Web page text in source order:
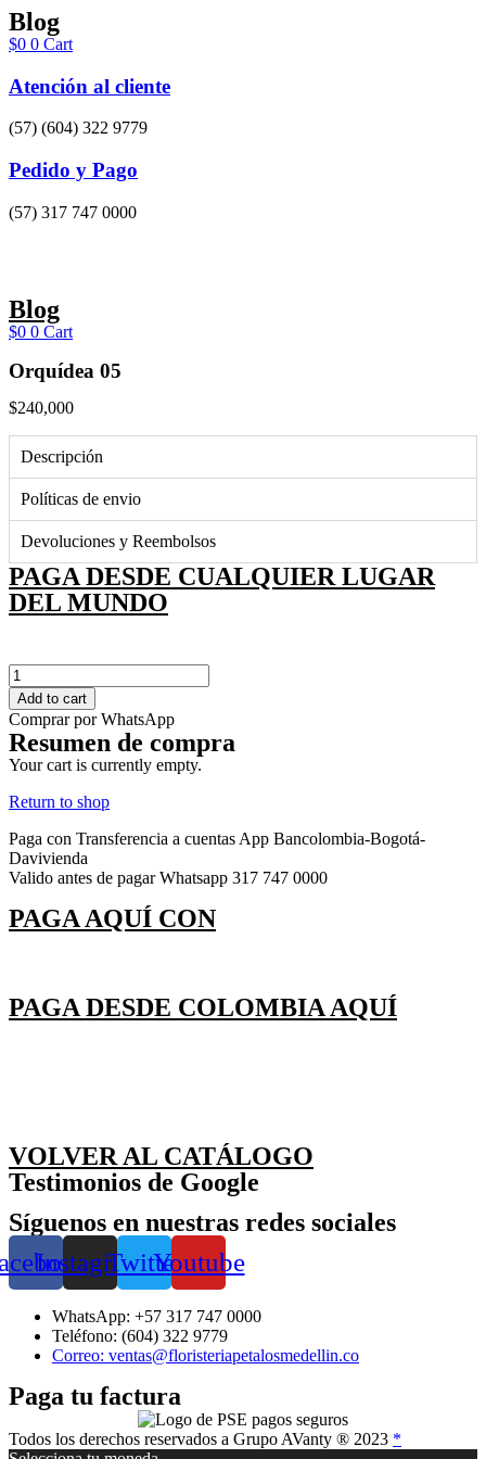
Ir
al
contenido
Blog
$0 0 Cart
Atención al cliente
(57) (604) 322 9779
Pedido y Pago
(57) 317 747 0000
Blog
$0 0 Cart
Orquídea 05
$240,000
Descripción
Políticas de envio
Devoluciones y Reembolsos
PAGA DESDE CUALQUIER LUGAR
DEL MUNDO
Orquídea
05
quantity
Add to cart
Comprar por WhatsApp
Resumen de compra
Your cart is currently empty.
Return to shop
Paga con Transferencia a cuentas App Bancolombia-Bogotá-
Davivienda
Valido antes de pagar Whatsapp 317 747 0000
PAGA AQUÍ CON
PAGA DESDE COLOMBIA AQUÍ
VOLVER AL CATÁLOGO
Testimonios de Google
Síguenos en nuestras redes sociales
InstagramTwitterYoutube
WhatsApp: +57 317 747 0000
Teléfono: (604) 322 9779
Correo: ventas@floristeriapetalosmedellin.co
Paga tu factura
Todos los derechos reservados a Grupo AVanty ® 2023 *